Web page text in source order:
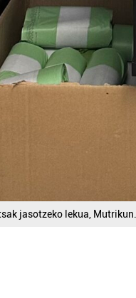
jasotzeko lekua, Mutrikun.